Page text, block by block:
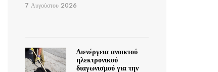
7 Αυγούστου 2026
Διενέργεια ανοικτού
ηλεκτρονικού
διαγωνισμού για την